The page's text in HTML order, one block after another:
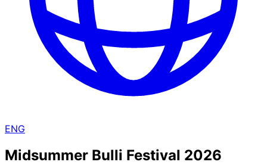
ENG
Midsummer Bulli Festival 2026